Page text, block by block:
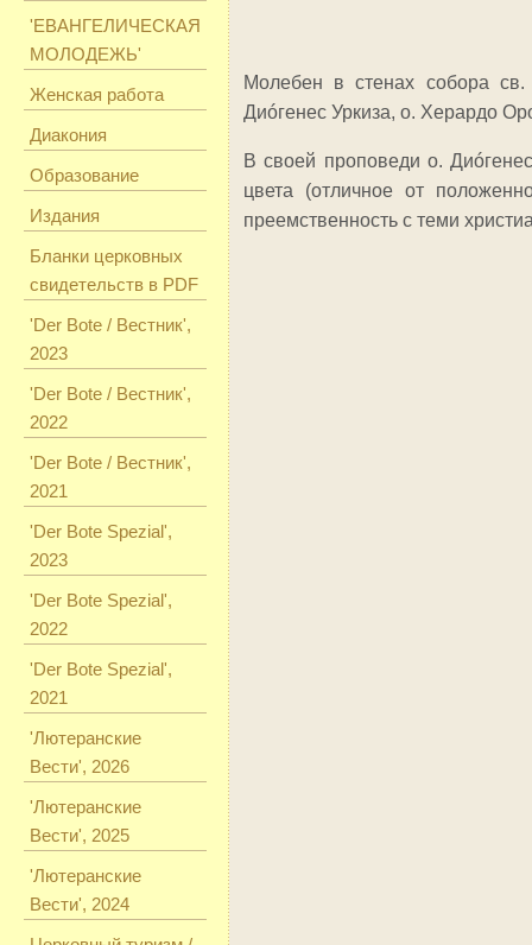
'ЕВАНГЕЛИЧЕСКАЯ
МОЛОДЕЖЬ'
Женская работа
Диакония
Образование
Издания
Бланки церковных
свидетельств в PDF
'Der Bote / Вестник',
2023
'Der Bote / Вестник',
2022
'Der Bote / Вестник',
2021
'Der Bote Spezial',
2023
'Der Bote Spezial',
2022
'Der Bote Spezial',
2021
'Лютеранские
Вести', 2026
'Лютеранские
Вести', 2025
'Лютеранские
Вести', 2024
Молебен в стенах собора
Диóгенес Уркиза, о. Херардо
В своей проповеди о.
цвета (отличное от
преемственность с теми